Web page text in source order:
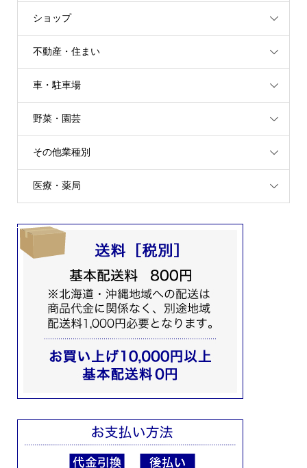
ショップ
不動産・住まい
車・駐車場
野菜・園芸
その他業種別
医療・薬局